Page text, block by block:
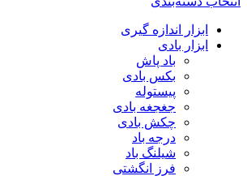
ابزار اندازه گیری
ابزار بادی
باد پاش
بکس بادی
پیستوله
جغجغه بادی
چکش بادی
درجه باد
شیلنگ باد
فرز انگشتی